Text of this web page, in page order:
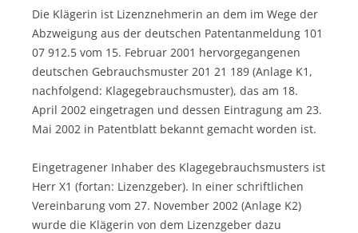
Die Klägerin ist Lizenznehmerin an dem im Wege der
Abzweigung aus der deutschen Patentanmeldung 101
07 912.5 vom 15. Februar 2001 hervorgegangenen
deutschen Gebrauchsmuster 201 21 189 (Anlage K1,
nachfolgend: Klagegebrauchsmuster), das am 18.
April 2002 eingetragen und dessen Eintragung am 23.
Mai 2002 in Patentblatt bekannt gemacht worden ist.
Eingetragener Inhaber des Klagegebrauchsmusters ist
Herr X1 (fortan: Lizenzgeber). In einer schriftlichen
Vereinbarung vom 27. November 2002 (Anlage K2)
wurde die Klägerin von dem Lizenzgeber dazu